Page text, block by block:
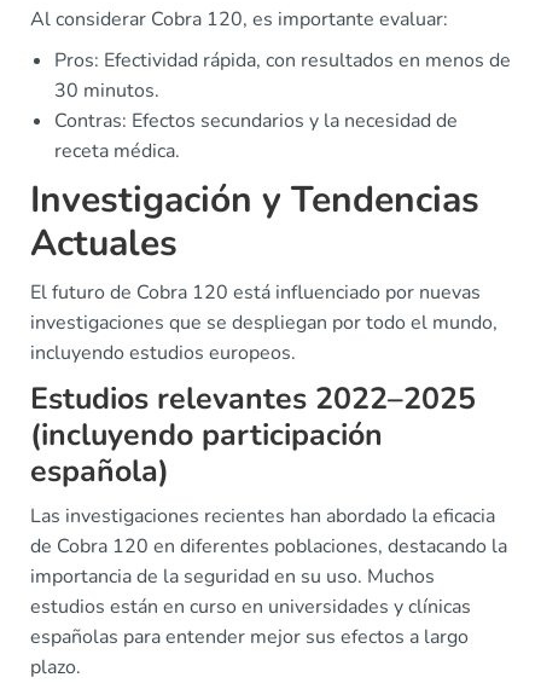
Al considerar Cobra 120, es importante evaluar:
Pros: Efectividad rápida, con resultados en menos de
30 minutos.
Contras: Efectos secundarios y la necesidad de
receta médica.
Investigación y Tendencias
Actuales
El futuro de Cobra 120 está influenciado por nuevas
investigaciones que se despliegan por todo el mundo,
incluyendo estudios europeos.
Estudios relevantes 2022–2025
(incluyendo participación
española)
Las investigaciones recientes han abordado la eficacia
de Cobra 120 en diferentes poblaciones, destacando la
importancia de la seguridad en su uso. Muchos
estudios están en curso en universidades y clínicas
españolas para entender mejor sus efectos a largo
plazo.